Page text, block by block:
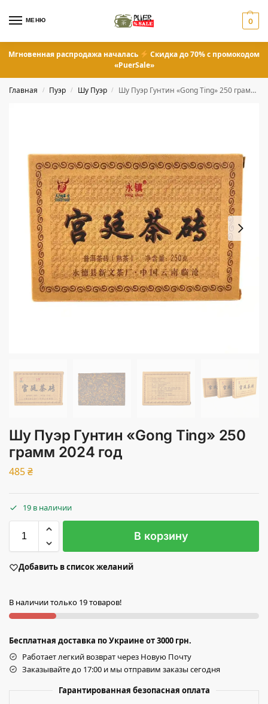
МЕНЮ 0
Мгновенная распродажа началась
Скидка до 70% с промокодом
«PuerSale»
Главная / Пуэр / Шу Пуэр / Шу Пуэр Гунтин «Gong Ting» 250 грамм 2024 год
Шу Пуэр Гунтин «Gong Ting» 250
грамм 2024 год
485₴
19 в наличии
В корзину
Добавить в список желаний
В наличии только 19 товаров!
Бесплатная доставка по Украине от 3000 грн.
Работает легкий возврат через Новую Почту
Заказывайте до 17:00 и мы отправим заказы сегодня
Гарантированная безопасная оплата